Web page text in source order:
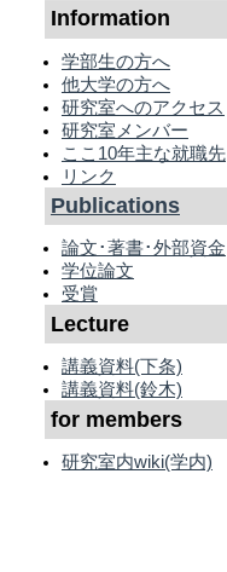
Information
学部生の方へ
他大学の方へ
研究室へのアクセス
研究室メンバー
ここ10年主な就職先
リンク
Publications
論文･著書･外部資金
学位論文
受賞
Lecture
講義資料(下条)
講義資料(鈴木)
for members
研究室内wiki(学内)